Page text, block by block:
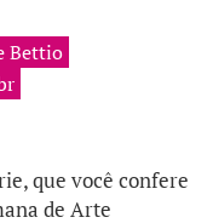
Bettio
que você confere
de Arte